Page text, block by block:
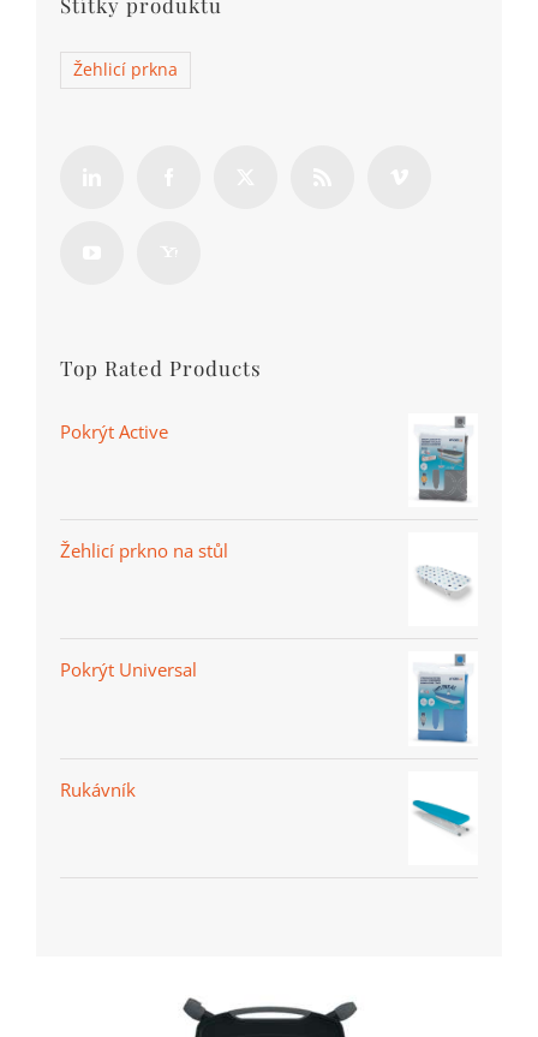
Žehlicí prkna
Top Rated Products
Pokrýt Active
Žehlicí prkno na stůl
Pokrýt Universal
Rukávník